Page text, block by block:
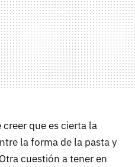
que es cierta la
la forma de la pasta y
cuestión a tener en